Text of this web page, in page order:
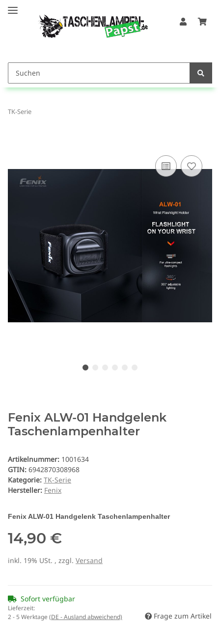
TK-Serie
Fenix ALW-01 Handgelenk
Taschenlampenhalter
Artikelnummer: 1001634
GTIN: 6942870308968
Kategorie: TK-Serie
Hersteller: Fenix
Fenix ALW-01 Handgelenk Taschenlampenhalter
14,90 €
inkl. 19% USt. , zzgl. Versand
Sofort verfügbar
Lieferzeit:
2 - 5 Werktage (DE - Ausland abweichend) Frage zum Artikel